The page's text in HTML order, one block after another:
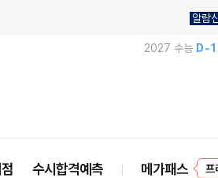
알람
2027 수능 D-
수시합격예측 메가패스